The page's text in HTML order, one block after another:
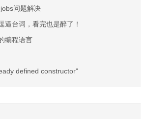
问题解决
逼台词，看完也是醉了！
编程语言
defined constructor”